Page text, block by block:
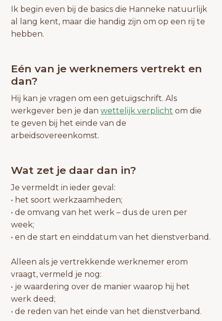
Ik begin even bij de basics die Hanneke natuurlijk
al lang kent, maar die handig zijn om op een rij te
hebben.
Eén van je werknemers vertrekt en
dan?
Hij kan je vragen om een getuigschrift. Als
werkgever ben je danwettelijk verplicht om die
te geven bij het einde van de
arbeidsovereenkomst.
Wat zet je daar dan in?
Je vermeldt in ieder geval:
• het soort werkzaamheden;
• de omvang van het werk – dus de uren per
week;
• en de start en einddatum van het dienstverband.
Alleen als je vertrekkende werknemer erom
vraagt, vermeld je nog:
• je waardering over de manier waarop hij het
werk deed;
• de reden van het einde van het dienstverband.